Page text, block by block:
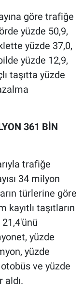
göre trafiğe
yüzde 50,9,
yüzde 37,0,
yüzde 12,9,
taşıtta yüzde
361 BİN
trafiğe
34 milyon
türlerine göre
kayıtlı taşıtların
yüzde
yüzde
otobüs ve yüzde
aldı.